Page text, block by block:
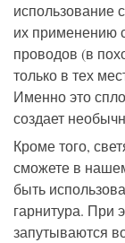
использование
их применению
проводов (в
только в тех
Именно это
создает
Кроме того,
сможете в
быть
гарнитура. При
запутываются